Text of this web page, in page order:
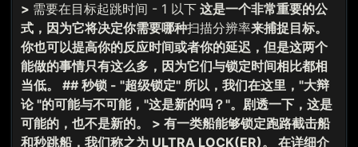
> 需要在目标起跳时间 - 1 以下 这是一个非常重要的公
式，因为它将决定你需要哪种扫描分辨率来捕捉目标。
你也可以提高你的反应时间或者你的延迟，但是这两个
能做的事情只有这么多，因为它们与锁定时间相比都相
当低。 ## 秒锁 - "超级锁定" 所以，我们在这里，"大辩
论 "的可能与不可能，"这是新的吗？"。剧透一下，这是
可能的，也不是新的。 > 有一类船能够锁定跑路截击船
和秒跳船，我们称之为 ULTRA LOCK(ER)。 在详细介